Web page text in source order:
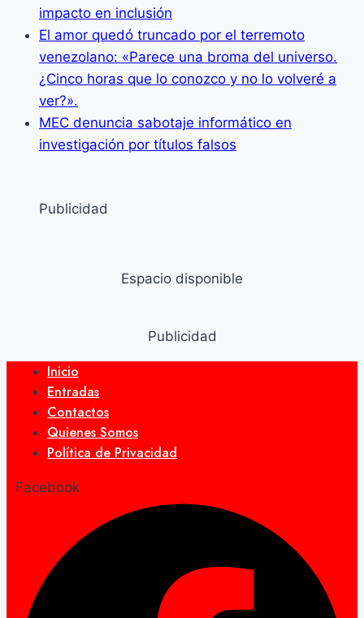
impacto en inclusión
El amor quedó truncado por el terremoto
venezolano: «Parece una broma del universo.
¿Cinco horas que lo conozco y no lo volveré a
ver?».
MEC denuncia sabotaje informático en
investigación por títulos falsos
Publicidad
Espacio disponible
Publicidad
Inicio
Entradas
Contactos
Quienes Somos
Política de Privacidad
Facebook